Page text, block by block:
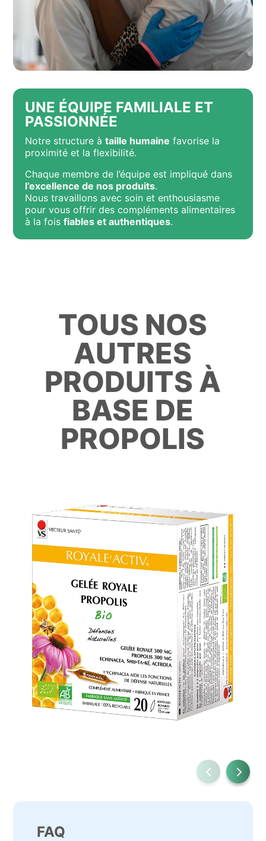
UNE ÉQUIPE FAMILIALE ET
PASSIONNÉE
Notre structure àtaille humaine favorise la
proximité et la flexibilité.
Chaque membre de l’équipe est impliqué dans
l’excellence de nos produits.
Nous travaillons avec soin et enthousiasme
pour vous offrir des compléments alimentaires
à la foisfiables et authentiques.
TOUS NOS
AUTRES
PRODUITS À
BASE DE
PROPOLIS
FAQ